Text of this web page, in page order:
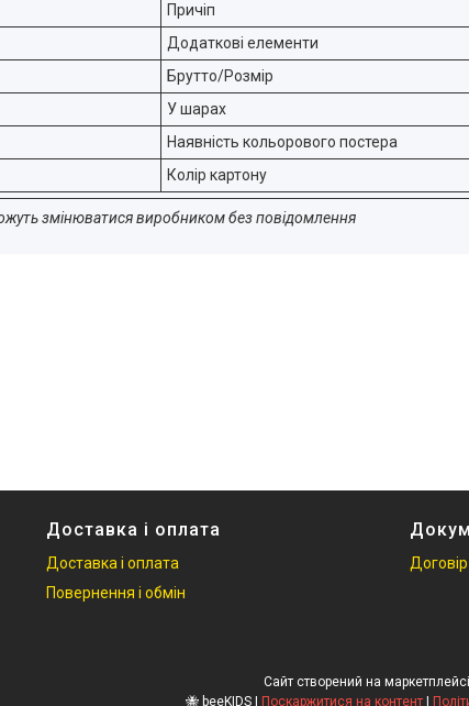
Причіп
Додаткові елементи
Брутто/Розмір
У шарах
Наявність кольорового постера
Колір картону
змінюватися виробником без повідомлення
Доставка і оплата
Доставка і оплата
Повернення і обмін
Сайт створений на маркетплейсі
Поскаржитися на контент